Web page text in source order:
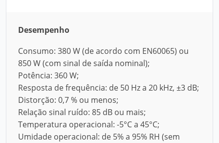
Desempenho
Consumo: 380 W (de acordo com EN60065) ou
850 W (com sinal de saída nominal);
Potência: 360 W;
Resposta de frequência: de 50 Hz a 20 kHz, ±3 dB;
Distorção: 0,7 % ou menos;
Relação sinal ruído: 85 dB ou mais;
Temperatura operacional: -5°C a 45°C;
Umidade operacional: de 5% a 95% RH (sem